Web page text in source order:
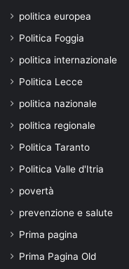
politica europea
Politica Foggia
politica internazionale
Politica Lecce
politica nazionale
politica regionale
Politica Taranto
Politica Valle d'Itria
povertà
prevenzione e salute
Prima pagina
Prima Pagina Old